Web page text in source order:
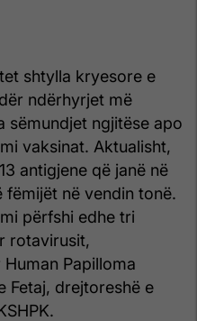
shtylla kryesore e
ndërhyrjet më
sëmundjet ngjitëse apo
vaksinat. Aktualisht,
antigjene që janë në
fëmijët në vendin tonë.
përfshi edhe tri
rotavirusit,
Papilloma
Fetaj, drejtoreshë e